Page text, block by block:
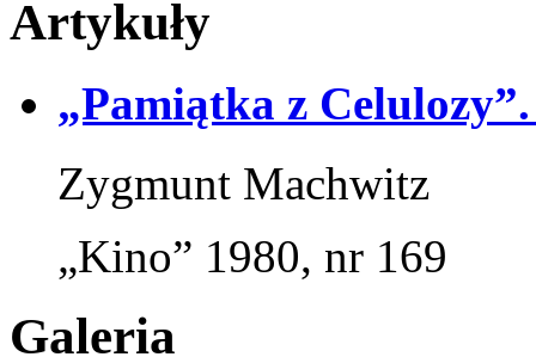
Artykuły
„Pamiątka z
Zygmunt Machwitz
„Kino” 1980, nr 169
Galeria